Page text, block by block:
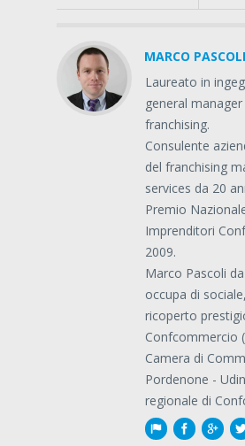
MARCO PASCOLI
Laureato in
general
franchising.
Consulente
del franchising
services da 20
Premio
Imprenditori
2009.
Marco Pascoli
occupa di
ricoperto
Confcommercio
Camera di
Pordenone -
regionale di